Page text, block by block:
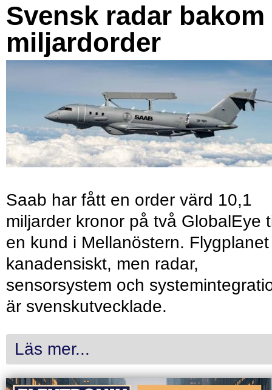
Svensk radar bakom
miljardorder
Saab har fått en order värd 10,1
miljarder kronor på två GlobalEye
en kund i Mellanöstern.
kanadensiskt, men radar,
sensorsystem och
är svenskutvecklade.
Läs mer...